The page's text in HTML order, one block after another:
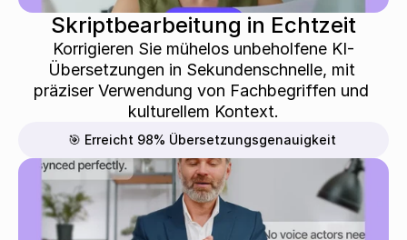
Skriptbearbeitung in Echtzeit
Korrigieren Sie mühelos unbeholfene KI-
Übersetzungen in Sekundenschnelle, mit
präziser Verwendung von Fachbegriffen und
kulturellem Kontext.
🎯 Erreicht 98% Übersetzungsgenauigkeit